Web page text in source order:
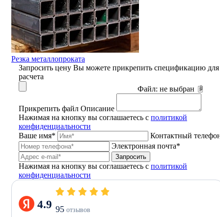
Резка металлопроката
Запросить цену Вы можете прикрепить спецификацию для
расчета
Файл: не выбран
Прикрепить файл Описание
Нажимая на кнопку вы соглашаетесь с политикой
конфиденциальности
Ваше имя*
Контактный
Электронная почта*
Запросить
Нажимая на кнопку вы соглашаетесь с политикой
конфиденциальности
4.9 95 отзывов